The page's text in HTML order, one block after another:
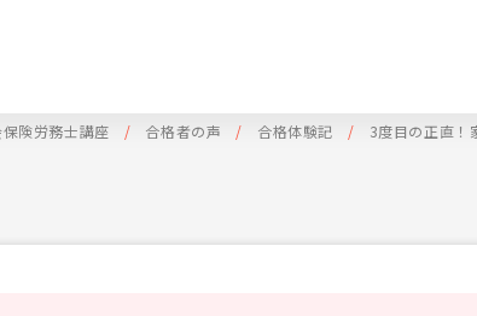
険労務士講座 合格者の声 合格体験記 3度目の正直！